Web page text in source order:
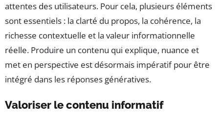
attentes des utilisateurs. Pour cela, plusieurs éléments
sont essentiels : la clarté du propos, la cohérence, la
richesse contextuelle et la valeur informationnelle
réelle. Produire un contenu qui explique, nuance et
met en perspective est désormais impératif pour être
intégré dans les réponses génératives.
Valoriser le contenu informatif